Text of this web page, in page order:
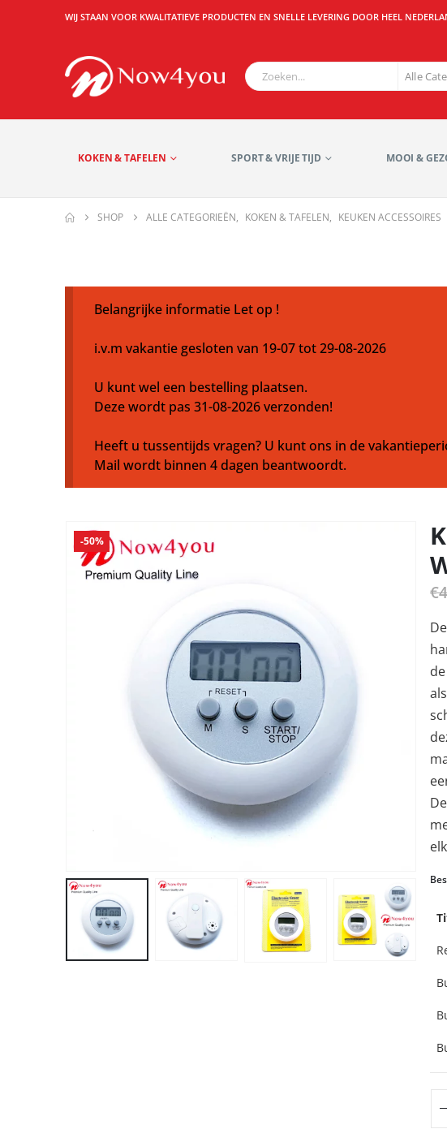
WIJ STAAN VOOR KWALITATIEVE PRODUCTEN EN SNELLE LEVERING DOOR HEEL
Alle
KOKEN & TAFELEN SPORT & VRIJE TIJD MOOI &
SHOP ALLE CATEGORIEËN, KOKEN & TAFELEN, KEUKEN ACCESSOIRES
Belangrijke informatie Let op !
i.v.m vakantie gesloten van 19-07 tot 29-08-2026
U kunt wel een bestelling plaatsen.
Deze wordt pas 31-08-2026 verzonden!
Heeft u tussentijds vragen? U kunt ons in de
Mail wordt binnen 4 dagen beantwoordt.
-50%
€